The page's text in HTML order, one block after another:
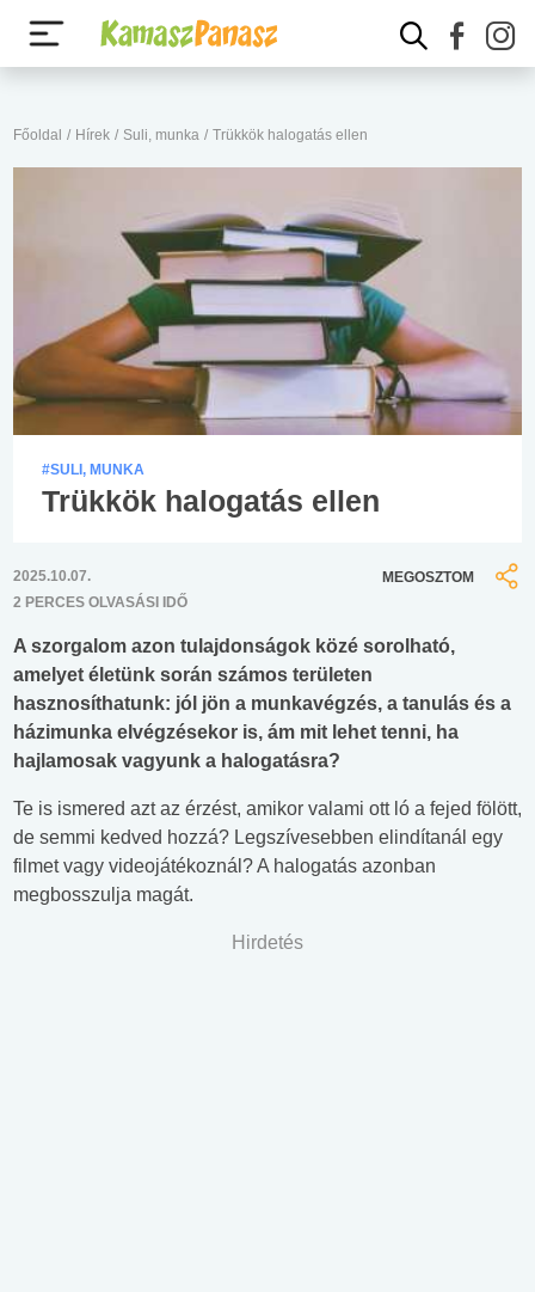
Főoldal / Hírek / Suli, munka / Trükkök halogatás ellen
#SULI, MUNKA
Trükkök halogatás ellen
2025.10.07.
2 PERCES OLVASÁSI IDŐ
MEGOSZTOM
A szorgalom azon tulajdonságok közé sorolható,
amelyet életünk során számos területen
hasznosíthatunk: jól jön a munkavégzés, a tanulás és a
házimunka elvégzésekor is, ám mit lehet tenni, ha
hajlamosak vagyunk a halogatásra?
Te is ismered azt az érzést, amikor valami ott ló a fejed fölött,
de semmi kedved hozzá? Legszívesebben elindítanál egy
filmet vagy videojátékoznál? A halogatás azonban
megbosszulja magát.
Hirdetés